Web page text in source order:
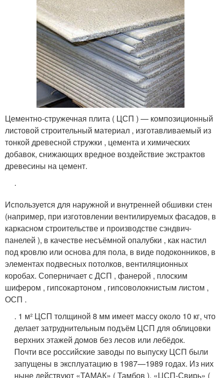
Цементно-стружечная плита ( ЦСП ) — композиционный
листовой строительный материал , изготавливаемый из
тонкой древесной стружки , цемента и химических
добавок, снижающих вредное воздействие экстрактов
древесины на цемент.
.
Используется для наружной и внутренней обшивки стен
(например, при изготовлении вентилируемых фасадов, в
каркасном строительстве и производстве сэндвич-
панелей ), в качестве несъёмной опалубки , как настил
под кровлю или основа для пола, в виде подоконников, в
элементах подвесных потолков, вентиляционных
коробах. Соперничает с ДСП , фанерой , плоским
шифером , гипсокартоном , гипсоволокнистым листом ,
ОСП .
. 1 м² ЦСП толщиной 8 мм имеет массу около 10 кг, что
делает затруднительным подъём ЦСП для облицовки
верхних этажей домов без лесов или лебёдок.
Почти все российские заводы по выпуску ЦСП были
запущены в эксплуатацию в 1987—1989 годах. Из них
ныне действуют «ТАМАК» ( Тамбов ), «ЦСП-Свирь» (